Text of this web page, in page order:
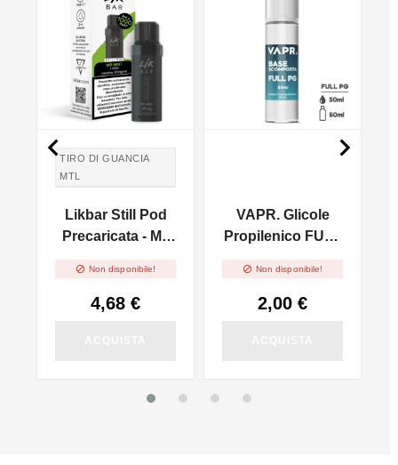
TIRO DI GUANCIA
MTL
MTL
Likbar Still Pod
Precaricata - Mr.
 Non disponibile!
4,68 €
VAPR. Glicole
Propilenico FULL
 Non disponibile!
2,00 €
 